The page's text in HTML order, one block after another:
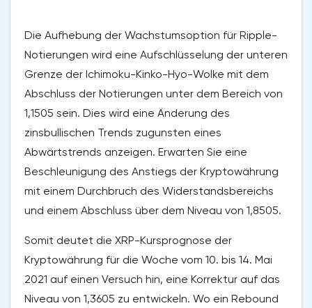
Die Aufhebung der Wachstumsoption für Ripple-
Notierungen wird eine Aufschlüsselung der unteren
Grenze der Ichimoku-Kinko-Hyo-Wolke mit dem
Abschluss der Notierungen unter dem Bereich von
1,1505 sein. Dies wird eine Änderung des
zinsbullischen Trends zugunsten eines
Abwärtstrends anzeigen. Erwarten Sie eine
Beschleunigung des Anstiegs der Kryptowährung
mit einem Durchbruch des Widerstandsbereichs
und einem Abschluss über dem Niveau von 1,8505.
Somit deutet die XRP-Kursprognose der
Kryptowährung für die Woche vom 10. bis 14. Mai
2021 auf einen Versuch hin, eine Korrektur auf das
Niveau von 1,3605 zu entwickeln. Wo ein Rebound